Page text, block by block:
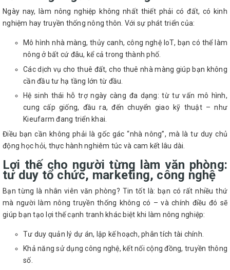
Ngày nay, làm nông nghiệp không nhất thiết phải có đất, có kinh
nghiệm hay truyền thống nông thôn. Với sự phát triển của:
Mô hình nhà màng, thủy canh, công nghệ IoT, bạn có thể làm
nông ở bất cứ đâu, kể cả trong thành phố.
Các dịch vụ cho thuê đất, cho thuê nhà màng giúp bạn không
cần đầu tư hạ tầng lớn từ đầu.
Hệ sinh thái hỗ trợ ngày càng đa dạng: từ tư vấn mô hình,
cung cấp giống, đầu ra, đến chuyển giao kỹ thuật – như
Kieufarm đang triển khai.
Điều bạn cần không phải là gốc gác “nhà nông”, mà là tư duy chủ
động học hỏi, thực hành nghiêm túc và cam kết lâu dài.
Lợi thế cho người từng làm văn phòng:
tư duy tổ chức, marketing, công nghệ
Bạn từng là nhân viên văn phòng? Tin tốt là: bạn có rất nhiều thứ
mà người làm nông truyền thống không có – và chính điều đó sẽ
giúp bạn tạo lợi thế cạnh tranh khác biệt khi làm nông nghiệp:
Tư duy quản lý dự án, lập kế hoạch, phân tích tài chính.
Khả năng sử dụng công nghệ, kết nối cộng đồng, truyền thông
số.